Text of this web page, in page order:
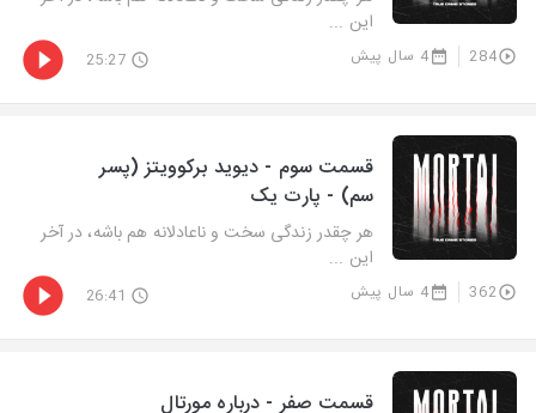
این ...
284 4 سال پیش 25:27
قسمت سوم - دیوید برکوویتز (پسر
سم) - پارت یک
هر چقدر زندگی سخت و ناعادلانه هم باشه، در آخر
این ...
362 4 سال پیش 26:41
قسمت صفر - درباره مورتال